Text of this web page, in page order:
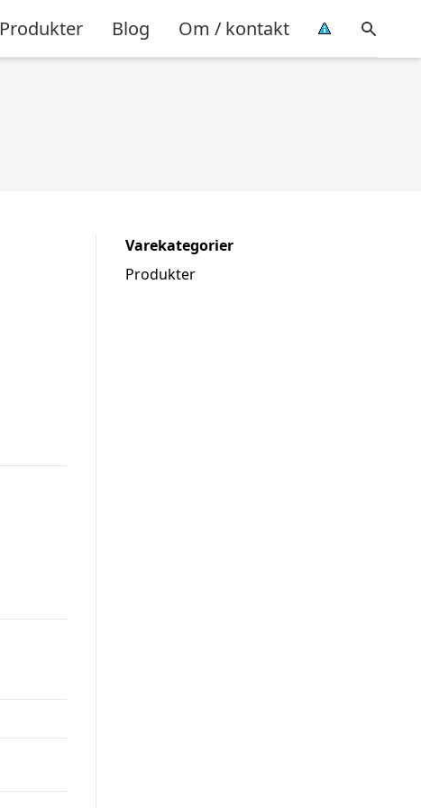
Produkter Blog Om / kontakt
Varekategorier
Produkter